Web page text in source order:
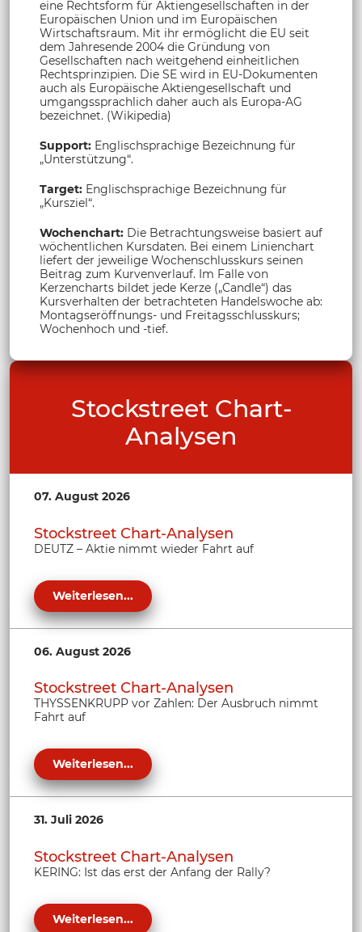
eine Rechtsform für Aktiengesellschaften in der
Europäischen Union und im Europäischen
Wirtschaftsraum. Mit ihr ermöglicht die EU seit
dem Jahresende 2004 die Gründung von
Gesellschaften nach weitgehend einheitlichen
Rechtsprinzipien. Die SE wird in EU-Dokumenten
auch als Europäische Aktiengesellschaft und
umgangssprachlich daher auch als Europa-AG
bezeichnet. (Wikipedia)
Support: Englischsprachige Bezeichnung für
„Unterstützung“.
Target: Englischsprachige Bezeichnung für
„Kursziel“.
Wochenchart: Die Betrachtungsweise basiert auf
wöchentlichen Kursdaten. Bei einem Linienchart
liefert der jeweilige Wochenschlusskurs seinen
Beitrag zum Kurvenverlauf. Im Falle von
Kerzencharts bildet jede Kerze („Candle“) das
Kursverhalten der betrachteten Handelswoche ab:
Montagseröffnungs- und Freitagsschlusskurs;
Wochenhoch und -tief.
Stockstreet Chart-
Analysen
07. August 2026
Stockstreet Chart-Analysen
DEUTZ – Aktie nimmt wieder Fahrt auf
Weiterlesen...
06. August 2026
Stockstreet Chart-Analysen
THYSSENKRUPP vor Zahlen: Der Ausbruch nimmt
Fahrt auf
Weiterlesen...
31. Juli 2026
Stockstreet Chart-Analysen
KERING: Ist das erst der Anfang der Rally?
Weiterlesen...